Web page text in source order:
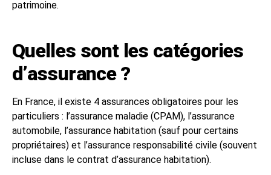
patrimoine.
Quelles sont les catégories
d’assurance ?
En France, il existe 4 assurances obligatoires pour les
particuliers : l’assurance maladie (CPAM), l’assurance
automobile, l’assurance habitation (sauf pour certains
propriétaires) et l’assurance responsabilité civile (souvent
incluse dans le contrat d’assurance habitation).